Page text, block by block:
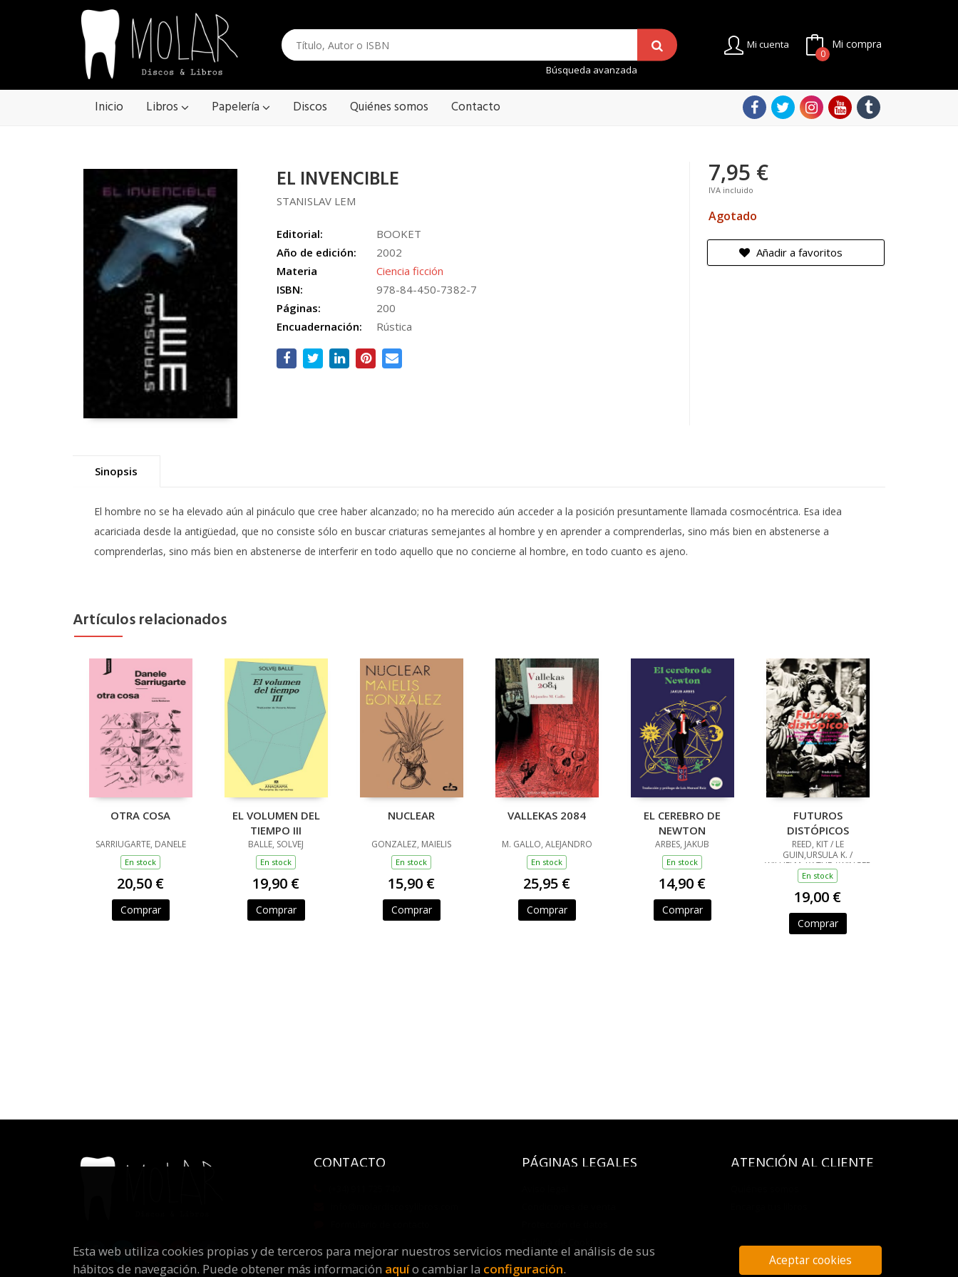
Búsqueda avanzada
Mi cuenta Mi compra
0
Inicio Libros Papelería Discos Quiénes somos Contacto
EL INVENCIBLE
STANISLAV LEM
Editorial:
BOOKET
Año de edición:
2002
Materia
Ciencia ficción
ISBN:
978-84-450-7382-7
Páginas:
200
Encuadernación:
Rústica
7,95 €
IVA incluido
Agotado
Añadir a favoritos
Sinopsis
El hombre no se ha elevado aún al pináculo que cree haber alcanzado; no ha merecido aún acceder a la posición presuntamente llamada cosmocéntrica. Esa idea
acariciada desde la antigüedad, que no consiste sólo en buscar criaturas semejantes al hombre y en aprender a comprenderlas, sino más bien en abstenerse a
comprenderlas, sino más bien en abstenerse de interferir en todo aquello que no concierne al hombre, en todo cuanto es ajeno.
Artículos relacionados
OTRA COSA
SARRIUGARTE, DANELE
En stock
20,50 €
Comprar
EL VOLUMEN DEL
TIEMPO III
BALLE, SOLVEJ
En stock
19,90 €
Comprar
NUCLEAR
GONZALEZ, MAIELIS
En stock
15,90 €
Comprar
VALLEKAS 2084
M. GALLO, ALEJANDRO
En stock
25,95 €
Comprar
EL CEREBRO DE
NEWTON
ARBES, JAKUB
En stock
14,90 €
Comprar
FUTUROS
DISTÓPICOS
REED, KIT / LE
GUIN,URSULA K. /
WILHELM, KATHE / WINGER
HARRIS, CLARE / GLASER,
ALICE / TIPTREE JR, JAMES /
ZIMMER BRADLEY, MARION
/ JAY WELLS, JOHN
En stock
19,00 €
Comprar
CONTACTO PÁGINAS LEGALES ATENCIÓN AL CLIENTE
Esta web utiliza cookies propias y de terceros para mejorar nuestros servicios mediante el análisis de sus
hábitos de navegación. Puede obtener más información aquío cambiar la configuración.
Aceptar cookies